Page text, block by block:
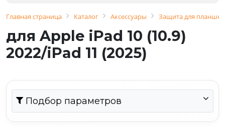
Главная страница Каталог Аксессуары Защита для
для Apple iPad 10 (10.9)
2022/iPad 11 (2025)
Подбор параметров